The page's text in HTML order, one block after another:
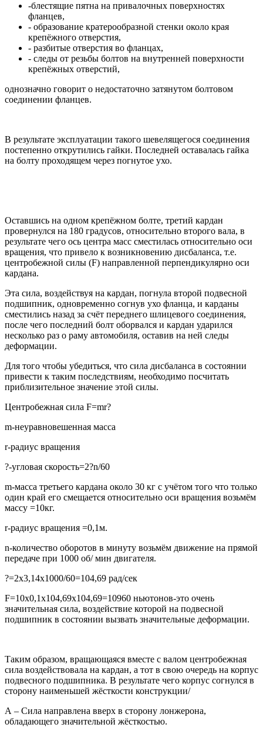
-блестящие пятна на привалочных поверхностях
фланцев,
- образование кратерообразной стенки около края
крепёжного отверстия,
- разбитые отверстия во фланцах,
- следы от резьбы болтов на внутренней поверхности
крепёжных отверстий,
однозначно говорит о недостаточно затянутом болтовом
соединении фланцев.
В результате эксплуатации такого шевелящегося соединения
постепенно открутились гайки. Последней оставалась гайка
на болту проходящем через погнутое ухо.
Оставшись на одном крепёжном болте, третий кардан
провернулся на 180 градусов, относительно второго вала, в
результате чего ось центра масс сместилась относительно оси
вращения, что привело к возникновению дисбаланса, т.е.
центробежной силы (F) направленной перпендикулярно оси
кардана.
Эта сила, воздействуя на кардан, погнула второй подвесной
подшипник, одновременно согнув ухо фланца, и карданы
сместились назад за счёт переднего шлицевого соединения,
после чего последний болт оборвался и кардан ударился
несколько раз о раму автомобиля, оставив на ней следы
деформации.
Для того чтобы убедиться, что сила дисбаланса в состоянии
привести к таким последствиям, необходимо посчитать
приблизительное значение этой силы.
Центробежная сила F=mr?
m-неуравновешенная масса
r-радиус вращения
?-угловая скорость=2?n/60
m-масса третьего кардана около 30 кг с учётом того что только
один край его смещается относительно оси вращения возьмём
массу =10кг.
r-радиус вращения =0,1м.
n-количество оборотов в минуту возьмём движение на прямой
передаче при 1000 об/ мин двигателя.
?=2х3,14х1000/60=104,69 рад/сек
F=10х0,1х104,69х104,69=10960 ньютонов-это очень
значительная сила, воздействие которой на подвесной
подшипник в состоянии вызвать значительные деформации.
Таким образом, вращающаяся вместе с валом центробежная
сила воздействовала на кардан, а тот в свою очередь на корпус
подвесного подшипника. В результате чего корпус согнулся в
сторону наименьшей жёсткости конструкции/
А – Сила направлена вверх в сторону лонжерона,
обладающего значительной жёсткостью.